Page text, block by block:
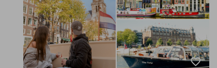
favorite_border